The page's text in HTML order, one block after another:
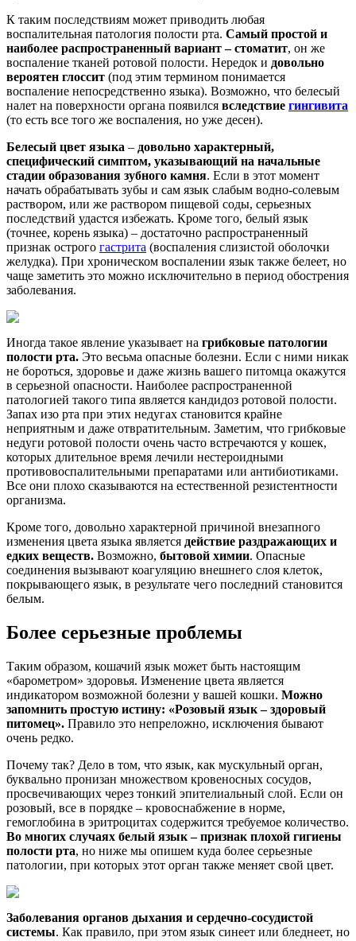
К таким последствиям может приводить любая
воспалительная патология полости рта. Самый простой и
наиболее распространенный вариант – стоматит, он же
воспаление тканей ротовой полости. Нередок и довольно
вероятен глоссит (под этим термином понимается
воспаление непосредственно языка). Возможно, что белесый
налет на поверхности органа появился вследствие гингивита
(то есть все того же воспаления, но уже десен).
Белесый цвет языка – довольно характерный,
специфический симптом, указывающий на начальные
стадии образования зубного камня. Если в этот момент
начать обрабатывать зубы и сам язык слабым водно-солевым
раствором, или же раствором пищевой соды, серьезных
последствий удастся избежать. Кроме того, белый язык
(точнее, корень языка) – достаточно распространенный
признак острого гастрита (воспаления слизистой оболочки
желудка). При хроническом воспалении язык также белеет, но
чаще заметить это можно исключительно в период обострения
заболевания.
Иногда такое явление указывает на грибковые патологии
полости рта. Это весьма опасные болезни. Если с ними никак
не бороться, здоровье и даже жизнь вашего питомца окажутся
в серьезной опасности. Наиболее распространенной
патологией такого типа является кандидоз ротовой полости.
Запах изо рта при этих недугах становится крайне
неприятным и даже отвратительным. Заметим, что грибковые
недуги ротовой полости очень часто встречаются у кошек,
которых длительное время лечили нестероидными
противовоспалительными препаратами или антибиотиками.
Все они плохо сказываются на естественной резистентности
организма.
Кроме того, довольно характерной причиной внезапного
изменения цвета языка является действие раздражающих и
едких веществ. Возможно, бытовой химии. Опасные
соединения вызывают коагуляцию внешнего слоя клеток,
покрывающего язык, в результате чего последний становится
белым.
Более серьезные проблемы
Таким образом, кошачий язык может быть настоящим
«барометром» здоровья. Изменение цвета является
индикатором возможной болезни у вашей кошки. Можно
запомнить простую истину: «Розовый язык – здоровый
питомец». Правило это непреложно, исключения бывают
очень редко.
Почему так? Дело в том, что язык, как мускульный орган,
буквально пронизан множеством кровеносных сосудов,
просвечивающих через тонкий эпителиальный слой. Если он
розовый, все в порядке – кровоснабжение в норме,
гемоглобина в эритроцитах содержится требуемое количество.
Во многих случаях белый язык – признак плохой гигиены
полости рта, но ниже мы опишем куда более серьезные
патологии, при которых этот орган также меняет свой цвет.
Заболевания органов дыхания и сердечно-сосудистой
системы. Как правило, при этом язык синеет или бледнеет, но